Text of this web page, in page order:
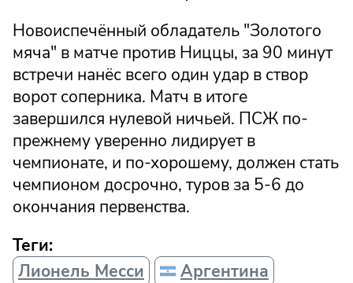
Новоиспечённый обладатель "Золотого
мяча" в матче против Ниццы, за 90 минут
встречи нанёс всего один удар в створ
ворот соперника. Матч в итоге
завершился нулевой ничьей. ПСЖ по-
прежнему уверенно лидирует в
чемпионате, и по-хорошему, должен стать
чемпионом досрочно, туров за 5-6 до
окончания первенства.
Теги:
Лионель Месси
Аргентина